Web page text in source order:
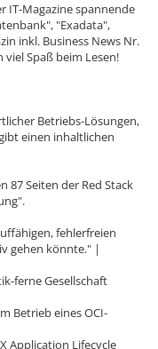
IT-Magazine spannende
"Exadata",
inkl. Business News Nr.
Spaß beim Lesen!
Betriebs-Lösungen,
einen inhaltlichen
87 Seiten der Red Stack
fehlerfreien
gehen könnte." |
ferne Gesellschaft
Betrieb eines OCI-
Application Lifecycle